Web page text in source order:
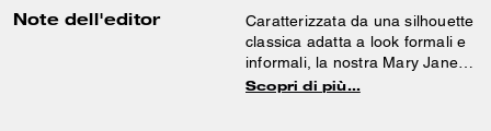
Note dell'editor
Caratterizzata da una silhouette
classica adatta a look formali e
informali, la nostra Mary Jane
con C scolpita è realizzata in
Scopri di più…